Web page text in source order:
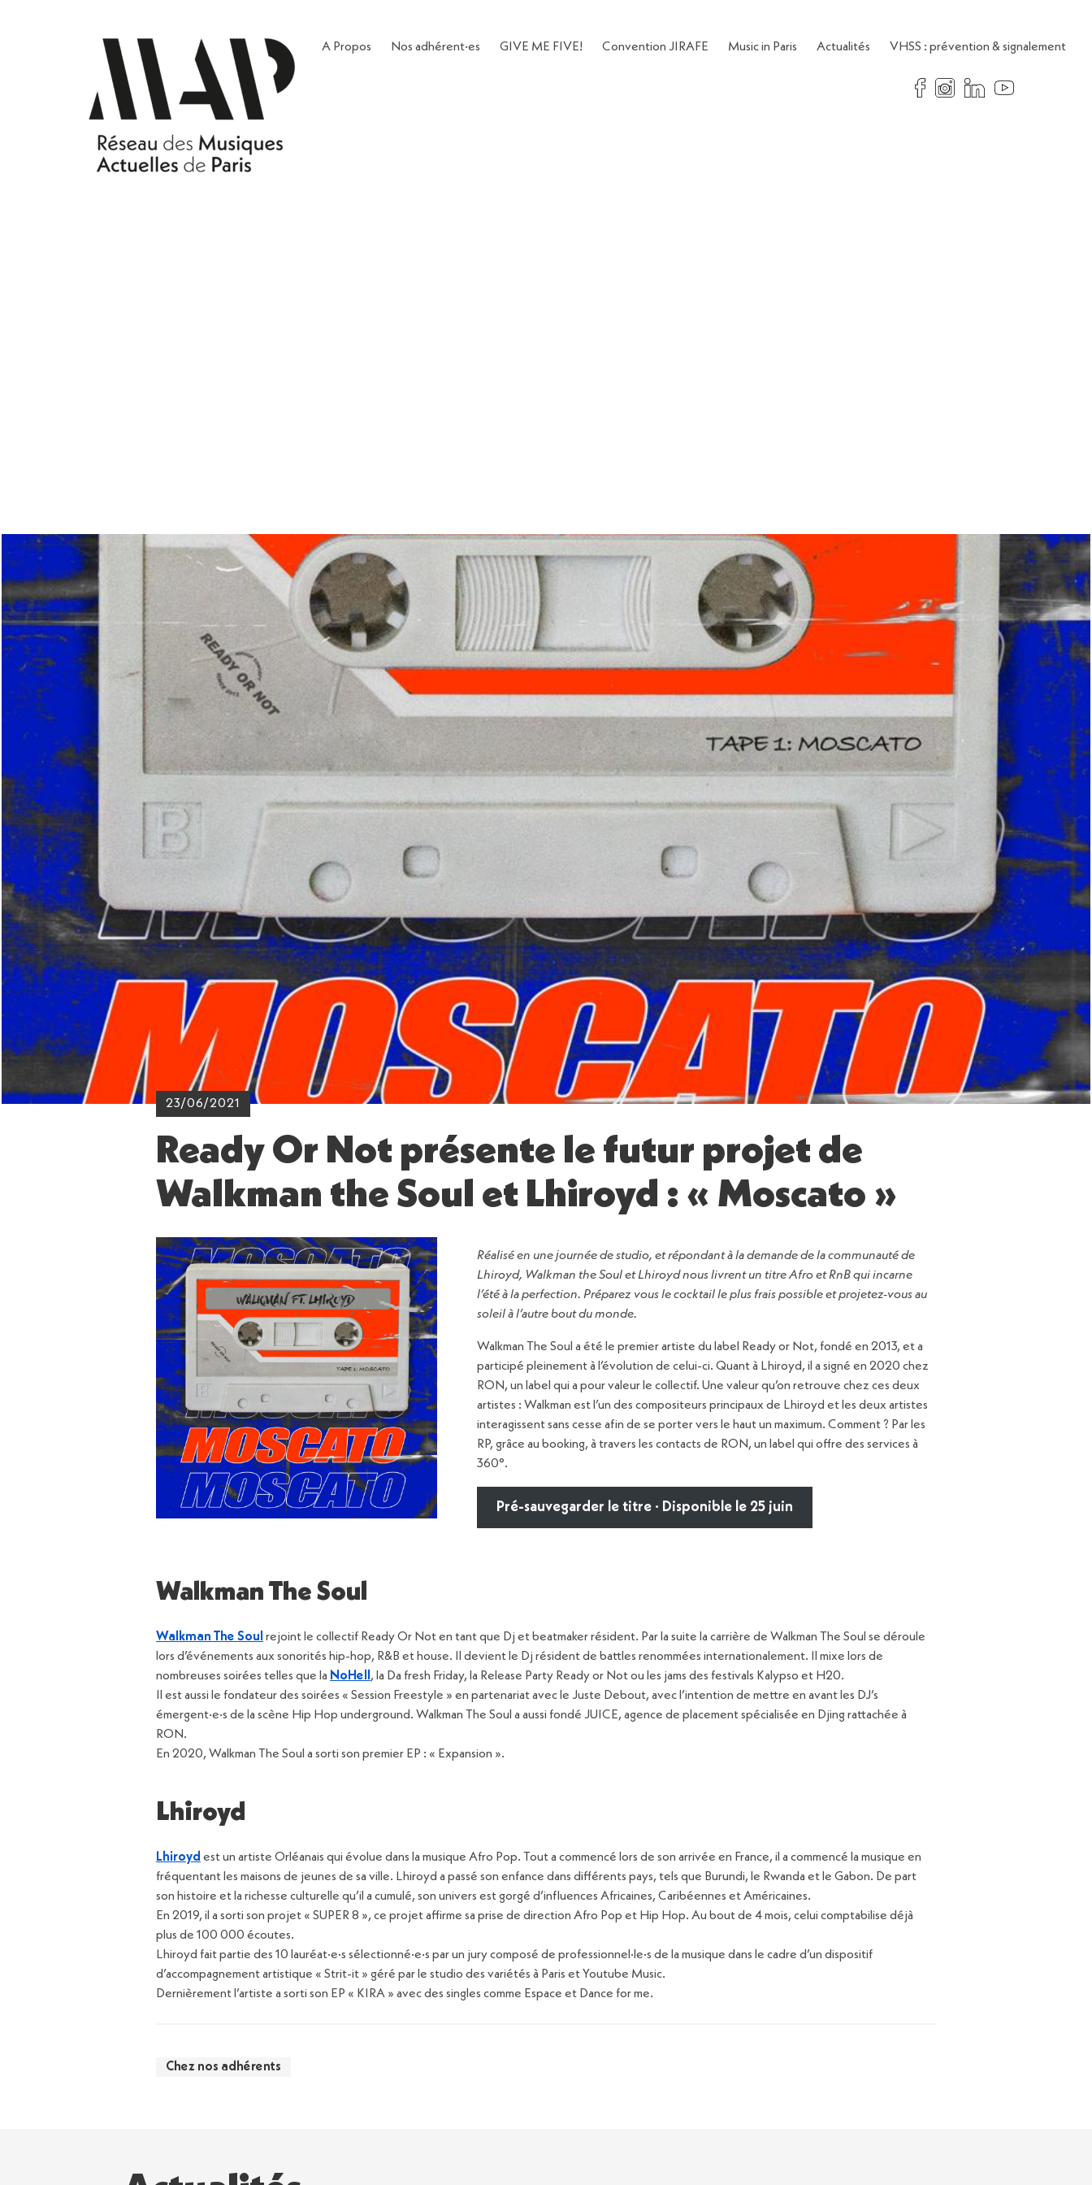
A Propos Nos adhérent·es GIVE ME FIVE! Convention JIRAFE Music in Paris Actualités VHSS : prévention & signalement
23/06/2021
Ready Or Not présente le futur projet de
Walkman the Soul et Lhiroyd : « Moscato »
Réalisé en une journée de studio, et répondant à la demande de la communauté de
Lhiroyd, Walkman the Soul et Lhiroyd nous livrent un titre Afro et RnB qui incarne
l’été à la perfection. Préparez vous le cocktail le plus frais possible et projetez-vous au
soleil à l’autre bout du monde.
Walkman The Soul a été le premier artiste du label Ready or Not, fondé en 2013, et a
participé pleinement à l’évolution de celui-ci. Quant à Lhiroyd, il a signé en 2020 chez
RON, un label qui a pour valeur le collectif. Une valeur qu’on retrouve chez ces deux
artistes : Walkman est l’un des compositeurs principaux de Lhiroyd et les deux artistes
interagissent sans cesse afin de se porter vers le haut un maximum. Comment ? Par les
RP, grâce au booking, à travers les contacts de RON, un label qui offre des services à
360°.
Pré-sauvegarder le titre · Disponible le 25 juin
Walkman The Soul
Walkman The Soul rejoint le collectif Ready Or Not en tant que Dj et beatmaker résident. Par la suite la carrière de Walkman The Soul se déroule
lors d’événements aux sonorités hip-hop, R&B et house. Il devient le Dj résident de battles renommées internationalement. Il mixe lors de
nombreuses soirées telles que la NoHell, la Da fresh Friday, la Release Party Ready or Not ou les jams des festivals Kalypso et H20.
Il est aussi le fondateur des soirées « Session Freestyle » en partenariat avec le Juste Debout, avec l’intention de mettre en avant les DJ’s
émergent·e·s de la scène Hip Hop underground. Walkman The Soul a aussi fondé JUICE, agence de placement spécialisée en Djing rattachée à
RON.
En 2020, Walkman The Soul a sorti son premier EP : « Expansion ».
Lhiroyd
Lhiroyd est un artiste Orléanais qui évolue dans la musique Afro Pop. Tout a commencé lors de son arrivée en France, il a commencé la musique en
fréquentant les maisons de jeunes de sa ville. Lhiroyd a passé son enfance dans différents pays, tels que Burundi, le Rwanda et le Gabon. De part
son histoire et la richesse culturelle qu’il a cumulé, son univers est gorgé d’influences Africaines, Caribéennes et Américaines.
En 2019, il a sorti son projet « SUPER 8 », ce projet affirme sa prise de direction Afro Pop et Hip Hop. Au bout de 4 mois, celui comptabilise déjà
plus de 100 000 écoutes.
Lhiroyd fait partie des 10 lauréat·e·s sélectionné·e·s par un jury composé de professionnel·le·s de la musique dans le cadre d’un dispositif
d’accompagnement artistique « Strit-it » géré par le studio des variétés à Paris et Youtube Music.
Dernièrement l’artiste a sorti son EP « KIRA » avec des singles comme Espace et Dance for me.
Chez nos adhérents